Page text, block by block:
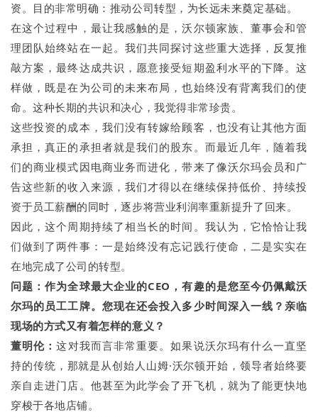
资。目的非常明确：推动公司转型，为长远未来奠定基础。
在这个过程中，最让我感触的是，沃尔顿家族、董事会和管
理团队始终站在一起。我们共同探讨这些重大选择，反复推
敲方案，最终达成共识，愿意接受短期盈利水平的下降。这
样做，既是在为公司的未来布局，也始终没有背离我们的使
命。这种长期的共识和决心，我觉得非常珍贵。
这些投资的成本，我们没有转嫁给顾客，也没有让其他方面
承担，真正的承担者就是我们的股东。而最近几年，随着我
们的商业模式因电商业务而进化，带来了像沃尔玛会员和广
告这些新的收入来源，我们才得以在继续保持低价、持续投
资于员工薪酬的同时，逐步将营业利润率重新提升了回来。
因此，这个周期持续了相当长的时间。我认为，它恰恰让我
们做到了两件事：一是始终没有忘记践行使命，二是实实在
在地完成了公司的转型。
问题：作为全球最大企业的CEO，有趣的是您至今仍佩戴沃
尔玛的员工工牌。您现在还会投入多少时间深入一线？亲临
现场的方式又有着怎样的意义？
董明伦：这对我而言非常重要。如果说沃尔玛有什么一直坚
持的传统，那就是从创始人山姆·沃尔顿开始，领导者始终要
亲自走进门店。他甚至为此学会了开飞机，就为了能更快地
穿梭于各地店铺。